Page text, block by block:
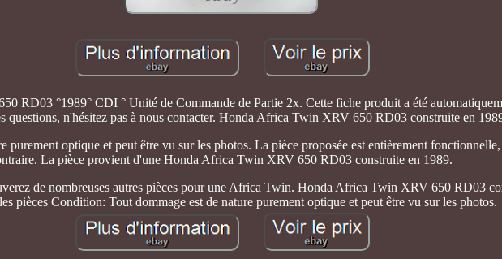
RD03 °1989° CDI ° Unité de Commande de Partie 2x. Cette fiche produit a été
questions, n'hésitez pas à nous contacter. Honda Africa Twin XRV 650 RD03 construite en
purement optique et peut être vu sur les photos. La pièce proposée est entièrement
La pièce provient d'une Honda Africa Twin XRV 650 RD03 construite en 1989.
de nombreuses autres pièces pour une Africa Twin. Honda Africa Twin XRV 650 RD03
pièces Condition: Tout dommage est de nature purement optique et peut être vu sur les photos.